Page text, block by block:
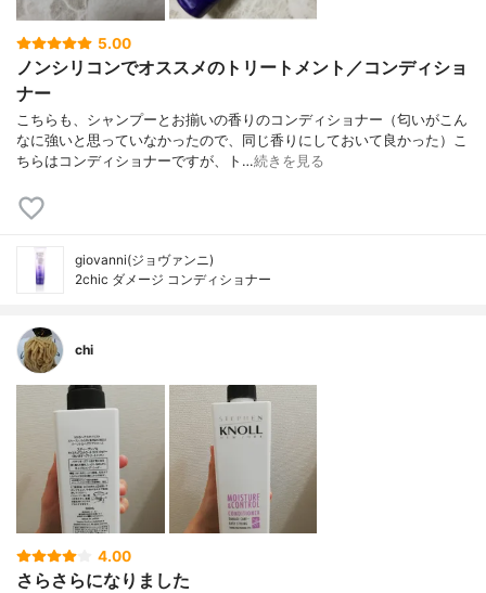
5.00
ノンシリコンでオススメのトリートメント／コンディショ
ナー
こちらも、シャンプーとお揃いの香りのコンディショナー（匂いがこん
なに強いと思っていなかったので、同じ香りにしておいて良かった）こ
ちらはコンディショナーですが、ト…続きを見る
giovanni(ジョヴァンニ)
2chic ダメージ コンディショナー
chi
4.00
さらさらになりました